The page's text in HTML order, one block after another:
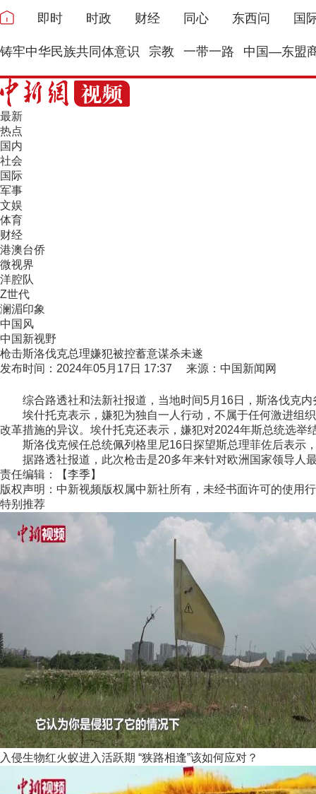
即时 时政 财经 同心 东西问 国
铸牢中华民族共同体意识 宗教 一带一路 中国—东盟
最新
热点
国内
社会
国际
军事
文娱
体育
财经
港澳台侨
微视界
洋腔队
Z世代
澜湄印象
中国风
中国新视野
枪击斯洛伐克总理嫌犯被控蓄意谋杀未遂
发布时间：2024年05月17日 17:37 来源：中国新闻网
综合路透社和法新社报道，当地时间5月16日，斯洛伐克内
埃什托克表示，嫌犯为独自一人行动，不属于任何激进组织
改革措施的异议。埃什托克还表示，嫌犯对2024年斯总统选举
斯洛伐克候任总统佩列格里尼16日探望斯总理菲佐后表示，
据路透社报道，此次枪击是20多年来针对欧洲国家领导人
责任编辑：【李季】
版权声明：中新视频版权属中新社所有，未经书面许可的使用
特别推荐
入侵生物红火蚁进入活跃期 “狭路相逢”该如何应对？